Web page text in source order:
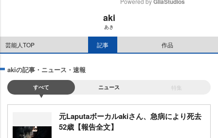
aki
あき
芸能人TOP 記事 作品
akiの記事・ニュース・速報
すべて ニュース 特集
元Laputaボーカルakiさん、急病により死去
52歳【報告全文】